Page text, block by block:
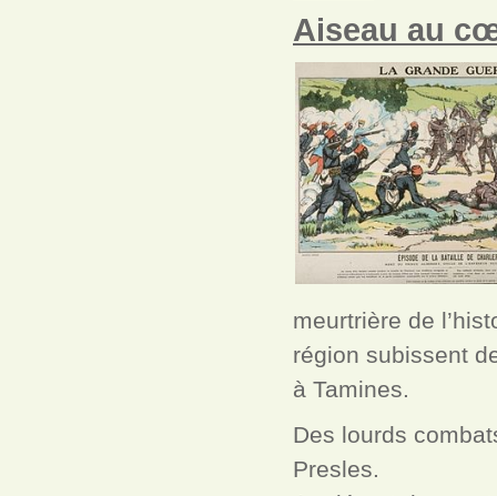
Aiseau au
meurtrière de
région subissent
à Tamines.
Des lourds
Presles.